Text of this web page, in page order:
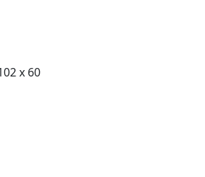
x 60